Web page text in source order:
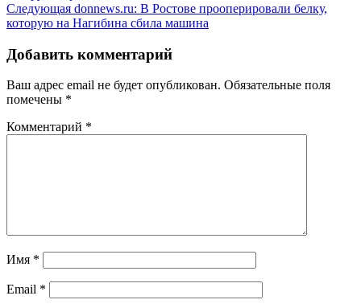
Следующая donnews.ru: В Ростове прооперировали белку,
которую на Нагибина сбила машина
Добавить комментарий
Ваш адрес email не будет опубликован. Обязательные поля
помечены *
Комментарий *
Имя *
Email *